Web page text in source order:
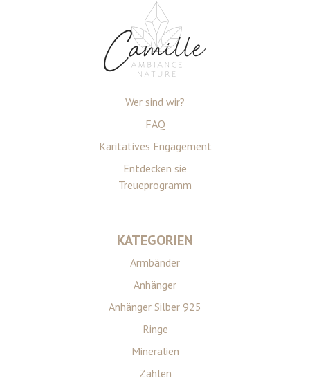
Wer sind wir?
FAQ
Karitatives Engagement
Entdecken sie
Treueprogramm
KATEGORIEN
Armbänder
Anhänger
Anhänger Silber 925
Ringe
Mineralien
Zahlen